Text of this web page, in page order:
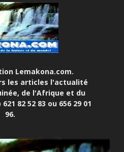
Lemakona.com.
les articles l'actualité
de l'Afrique et du
82 52 83 ou 656 29 01
96.